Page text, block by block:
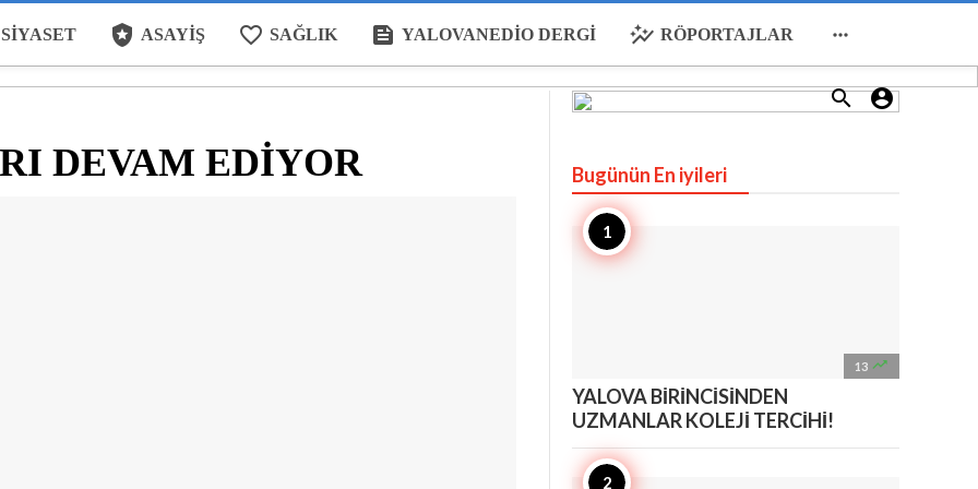
SIYASET local_police ASAYIŞ favorite_border SAĞLIK feed YALOVANEDIO DERGI auto_graph RÖPORTAJLAR 
 
DEVAM EDİYOR Bugünün En iyileri
13 
YALOVA BİRİNCİSİNDEN
UZMANLAR KOLEJİ TERCİHİ!